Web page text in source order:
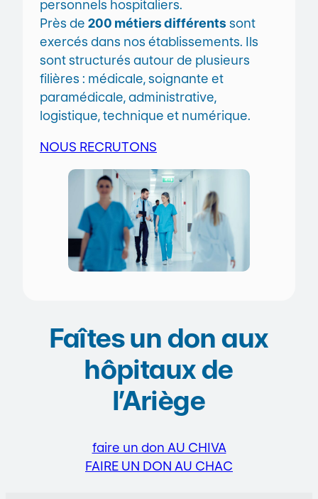
personnels hospitaliers.
Près de 200 métiers différents sont
exercés dans nos établissements. Ils
sont structurés autour de plusieurs
filières : médicale, soignante et
paramédicale, administrative,
logistique, technique et numérique.
NOUS RECRUTONS
Faîtes un don aux
hôpitaux de
l’Ariège
faire un don AU CHIVA
FAIRE UN DON AU CHAC